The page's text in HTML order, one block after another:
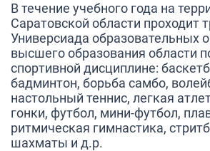
В течение учебного года на
Саратовской области проходит
Универсиада образовательных
высшего образования области
спортивной дисциплине:
бадминтон, борьба самбо,
настольный теннис, легкая
гонки, футбол, мини-футбол,
ритмическая гимнастика,
шахматы и д.р.